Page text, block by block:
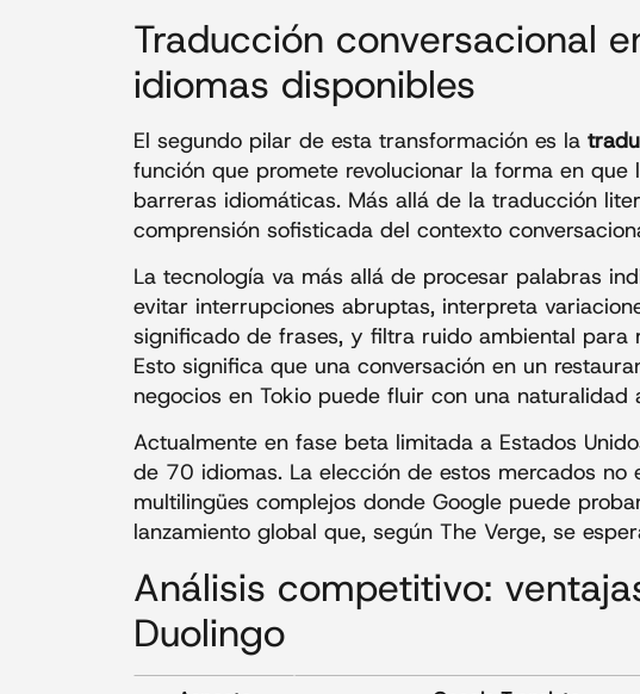
Traducción conversacional
idiomas disponibles
El segundo pilar de esta transformación es la
función que promete revolucionar la forma en
barreras idiomáticas. Más allá de la traducción
comprensión sofisticada del contexto
La tecnología va más allá de procesar palabras
evitar interrupciones abruptas, interpreta
significado de frases, y filtra ruido ambiental para
Esto significa que una conversación en un
negocios en Tokio puede fluir con una naturalidad
Actualmente en fase beta limitada a Estados
de 70 idiomas. La elección de estos mercados no
multilingües complejos donde Google puede
lanzamiento global que, según The Verge, se
Análisis competitivo:
Duolingo